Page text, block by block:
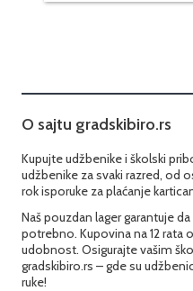
O sajtu gradskibiro.rs
Kupujte udžbenike i školski
udžbenike za svaki razred, od
rok isporuke za plaćanje
Naš pouzdan lager garantuje
potrebno. Kupovina na 12 rata
udobnost. Osigurajte vašim
gradskibiro.rs – gde su
ruke!